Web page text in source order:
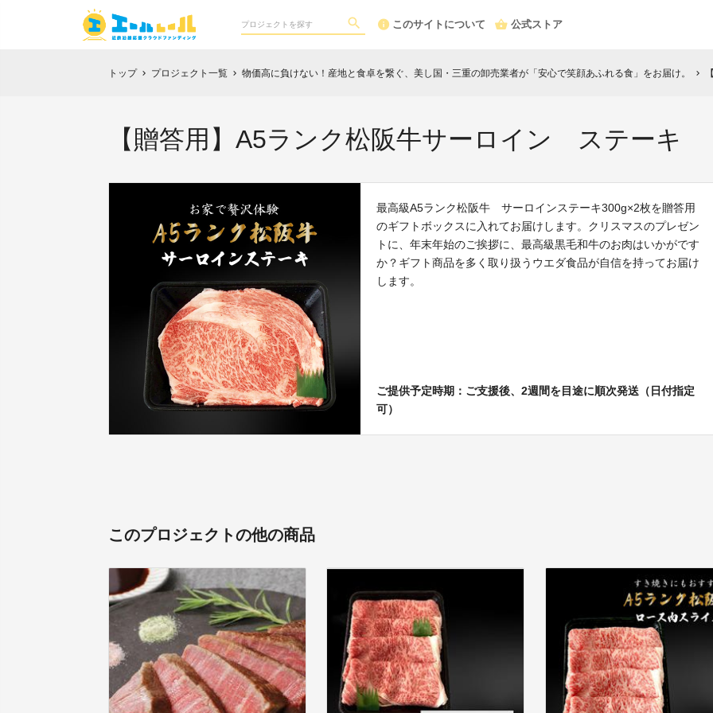
このサイトについて 公式ストア
トップ chevron_right プロジェクト一覧 chevron_right 物価高に負けない！産地と食卓を繋ぐ、美し国・三重の卸売業者が「安心で笑顔あふれる食」をお届け。 chevron_right
【贈答用】A5ランク松阪牛サーロイン ステーキ
最高級A5ランク松阪牛 サーロインステーキ300g×2枚を贈答用
のギフトボックスに入れてお届けします。クリスマスのプレゼン
トに、年末年始のご挨拶に、最高級黒毛和牛のお肉はいかがです
か？ギフト商品を多く取り扱うウエダ食品が自信を持ってお届け
します。
ご提供予定時期：ご支援後、2週間を目途に順次発送（日付指定
可）
このプロジェクトの他の商品